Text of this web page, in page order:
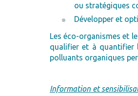
ou stratégiques
Développer et
Les éco-organismes et
qualifier et à quantifier
polluants organiques
Information et